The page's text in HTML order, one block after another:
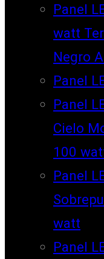
Panel
watt
Negro
Panel
Panel
Cielo
100
Panel
watt
Panel